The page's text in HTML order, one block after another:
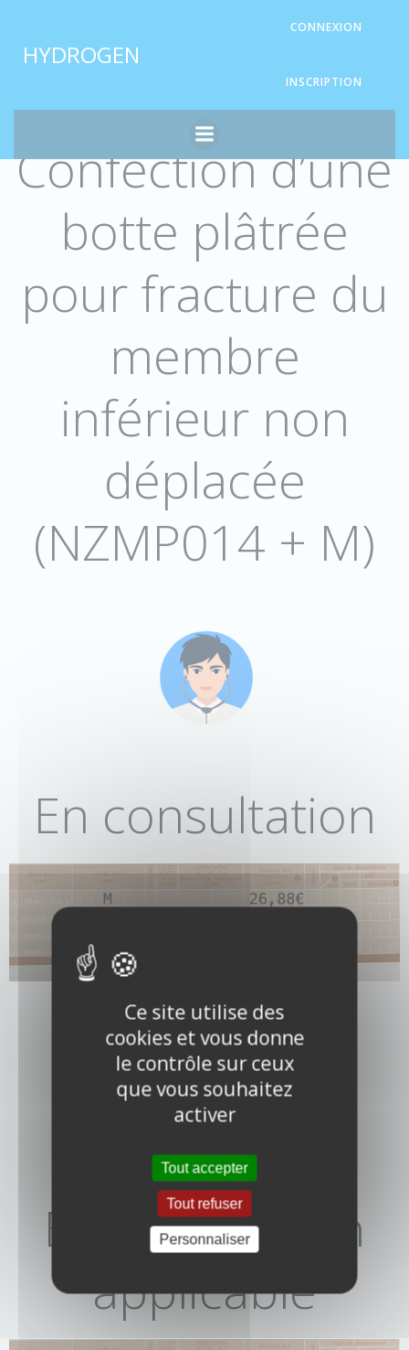
HYDROGEN
CONNEXION
INSCRIPTION
Confection d’une
botte plâtrée
pour fracture du
membre
inférieur non
déplacée
(NZMP014 + M)
En consultation
AMO* = 40,66 € AMC** = 17,42 €
En visite = non
applicable
Ce site utilise des
cookies et vous donne
le contrôle sur ceux
que vous souhaitez
activer
Tout accepter
Tout refuser
Personnaliser